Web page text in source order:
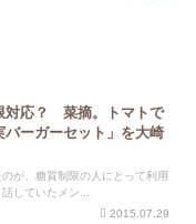
対応？ 菜摘。トマトで
ーガーセット」を大崎
が、糖質制限の人にとって利用
していたメン...
2015.07.29